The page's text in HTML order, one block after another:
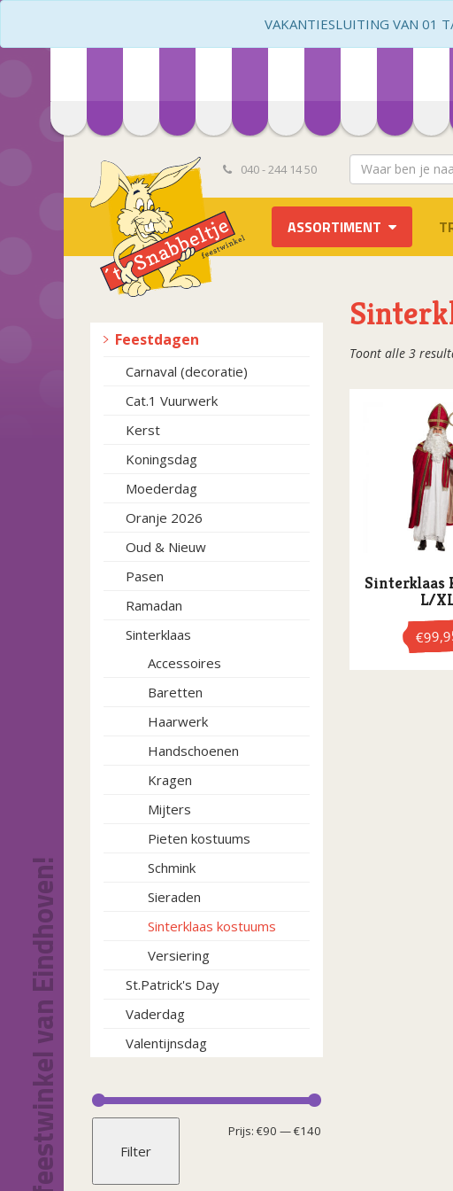
VAKANTIESLUITING VAN 01
040 - 244 14 50
ASSORTIMENT
Feestdagen
Carnaval (decoratie)
Cat.1 Vuurwerk
Kerst
Koningsdag
Moederdag
Oranje 2026
Oud & Nieuw
Pasen
Ramadan
Sinterklaas
Accessoires
Baretten
Haarwerk
Handschoenen
Kragen
Mijters
Pieten kostuums
Schmink
Sieraden
Sinterklaas kostuums
Versiering
St.Patrick's Day
Vaderdag
Valentijnsdag
Filter
Prijs: €90 —€140
Toont alle 3
Sinterklaas
L/
€
Dé feestwinkel van Eindhoven!